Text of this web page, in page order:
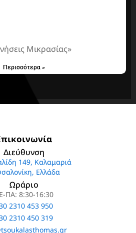
Μικρασίας»
Περισσότερα »
Διεύθυνση
149, Καλαμαριά
Ελλάδα
Ωράριο
ΠΑ: 8:30-16:30
2310 453 950
2310 450 319